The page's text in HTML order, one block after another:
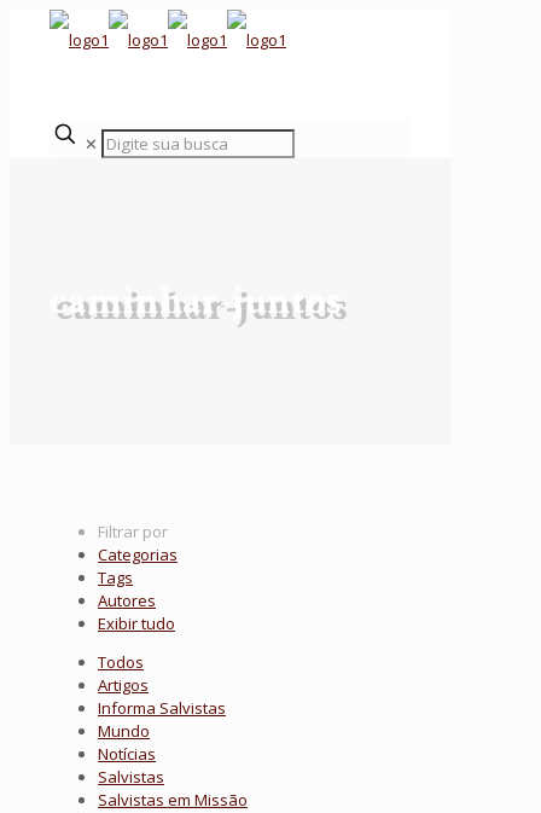
✕
caminhar-juntos
Filtrar por
Categorias
Tags
Autores
Exibir tudo
Todos
Artigos
Informa Salvistas
Mundo
Notícias
Salvistas
Salvistas em Missão